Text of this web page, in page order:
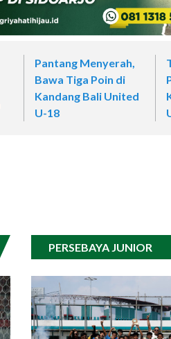
Pantang Menyerah,
Bawa Tiga Poin di
Kandang Bali United
U-18
PERSEBAYA JUNIOR